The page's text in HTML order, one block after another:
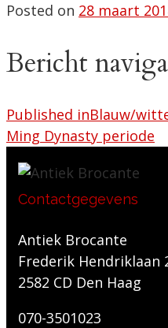
Posted on 28 maart
Bericht
Published inBlauw/
Ming Dynasty periode
Contactgegevens
Antiek Brocante
Frederik Hendriklaan
2582 CD Den Haag
070-3501023